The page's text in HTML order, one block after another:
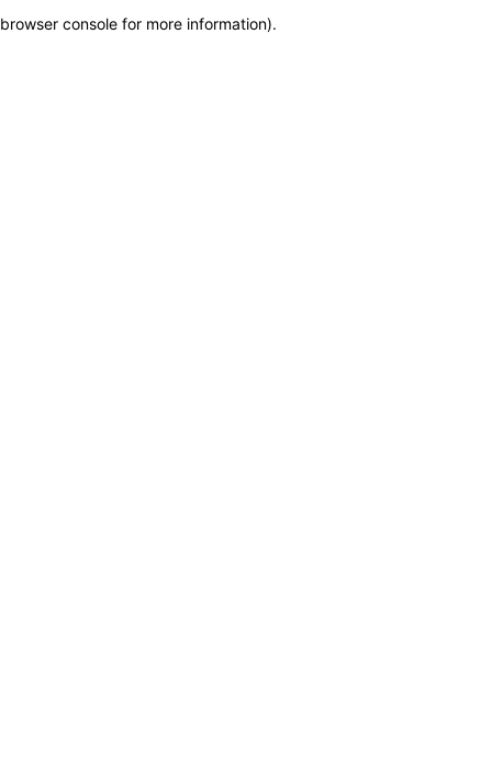
browser console for more information).